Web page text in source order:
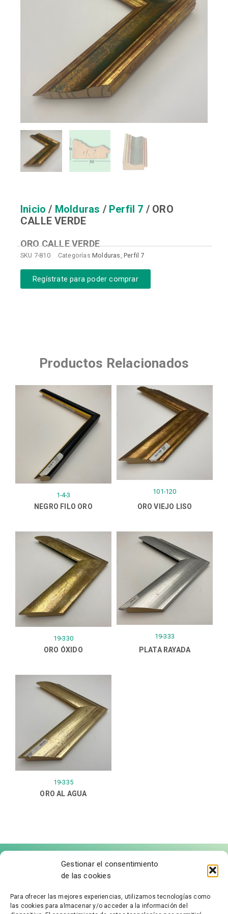
Gestionar el consentimiento
de las cookies
Para ofrecer las mejores experiencias, utilizamos tecnologías como
las cookies para almacenar y/o acceder a la información del
Inicio / Molduras / Perfil 7 / ORO
CALLE VERDE
ORO CALLE VERDE
SKU 7-810 Categorías Molduras ,Perfil 7
Regístrate para poder comprar
Productos Relacionados
1-4-3
NEGRO FILO ORO
101-120
ORO VIEJO LISO
19-330
ORO ÓXIDO
19-333
PLATA RAYADA
19-335
ORO AL AGUA
FÁBRICA DE MOLDURAS